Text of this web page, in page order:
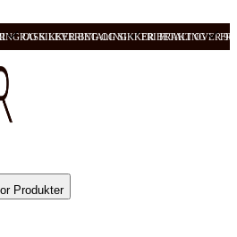
OG SIKKER BETALING FRI FRAKT OVER
RASK LEVERING OG SIKKER BETALING
Produkter